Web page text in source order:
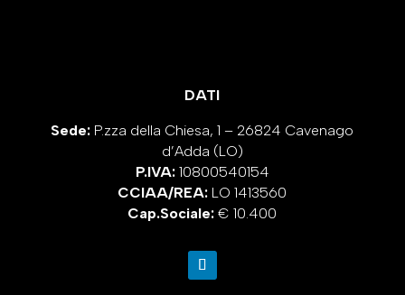
DATI
Sede: P.zza della Chiesa, 1 – 26824 Cavenago
d’Adda (LO)
P.IVA: 10800540154
CCIAA/REA: LO 1413560
Cap.Sociale:€ 10.400